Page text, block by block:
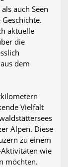
auch Seen
aktuelle
die
dem
Vielfalt
Alpen. Diese
zu einem
wie
möchten.